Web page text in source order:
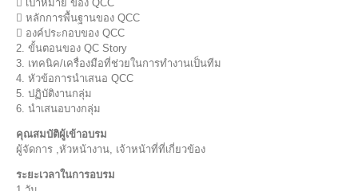
 เป้าหมาย ของ QCC
 หลักการพื้นฐานของ QCC
 องค์ประกอบของ QCC
2. ขั้นตอนของ QC Story
3. เทคนิค/เครื่องมือที่ช่วยในการทำงานเป็นทีม
4. หัวข้อการนำเสนอ QCC
5. ปฏิบัติงานกลุ่ม
6. นำเสนอบางกลุ่ม
คุณสมบัติผู้เข้าอบรม
ผู้จัดการ ,หัวหน้างาน, เจ้าหน้าที่ที่เกี่ยวข้อง
ระยะเวลาในการอบรม